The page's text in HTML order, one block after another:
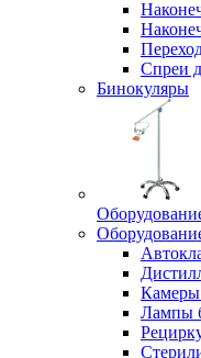
Спреи
Бинокуляры
Камеры
Лампы